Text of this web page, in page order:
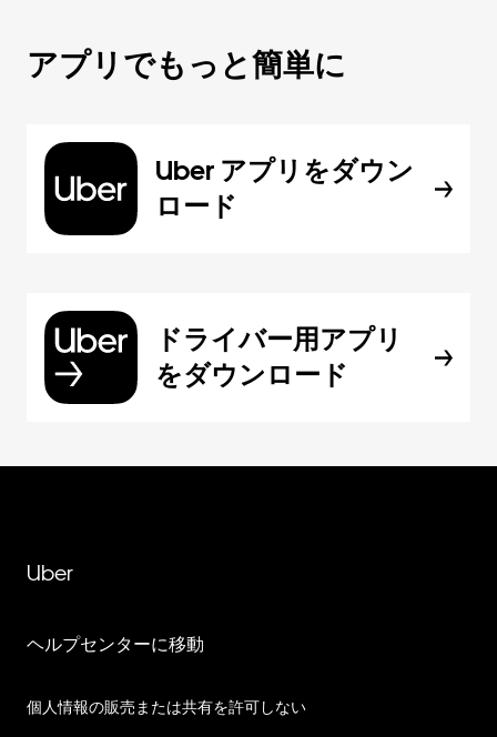
アプリでもっと簡単に
Uber アプリをダウン
ロード
ドライバー用アプリ
をダウンロード
Uber
ヘルプセンターに移動
個人情報の販売または共有を許可しない